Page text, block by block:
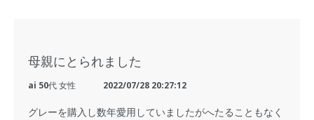
母親にとられました
ai 50代 女性 2022/07/28 20:27:12
グレーを購入し数年愛用していましたがへたることもなく